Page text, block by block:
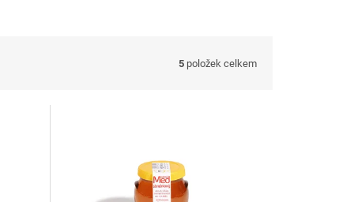
5 položek celkem